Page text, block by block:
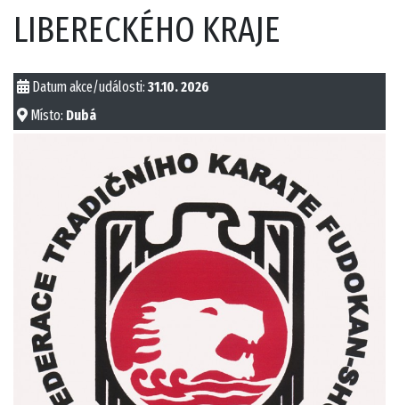
LIBERECKÉHO KRAJE
Datum akce/události: 31.10. 2026
Místo: Dubá